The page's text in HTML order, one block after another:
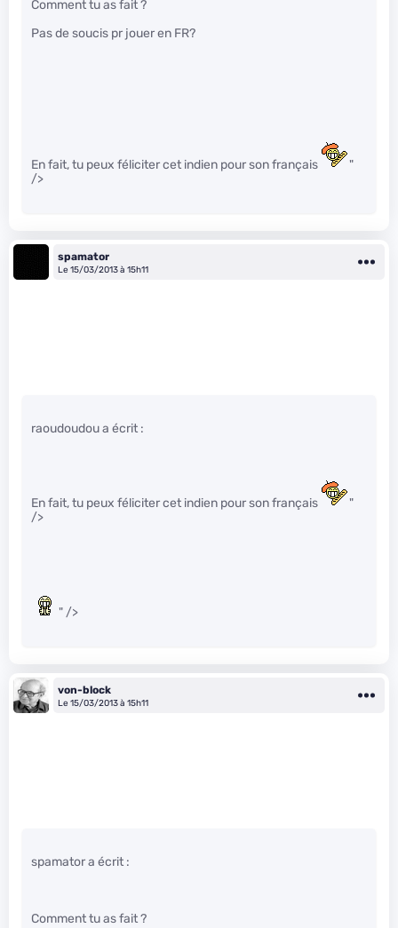
Comment tu as fait ?
Pas de soucis pr jouer en FR?
En fait, tu peux féliciter cet indien pour son français
"
/>
spamator
Le 15/03/2013 à 15h11
raoudoudou a écrit :
En fait, tu peux féliciter cet indien pour son français
"
/>
" />
von-block
Le 15/03/2013 à 15h11
spamator a écrit :
Comment tu as fait ?